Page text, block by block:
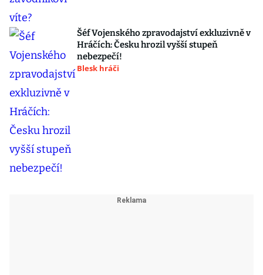
Šéf Vojenského zpravodajství exkluzivně v
Hráčích: Česku hrozil vyšší stupeň
nebezpečí!
Blesk hráči